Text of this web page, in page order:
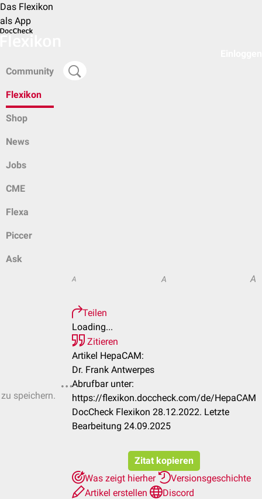
Das Flexikon
als App
Community
Flexikon
Shop
News
Jobs
CME
Flexa
Piccer
Ask
speichern.
A A A
Teilen
Loading...
Zitieren
Artikel HepaCAM:
Dr. Frank Antwerpes
Abrufbar unter:
https://flexikon.doccheck.com/de/HepaCAM
DocCheck Flexikon 28.12.2022. Letzte
Bearbeitung 24.09.2025
Zitat kopieren
Was zeigt hierher
Versionsgeschichte
Artikel erstellen
Discord